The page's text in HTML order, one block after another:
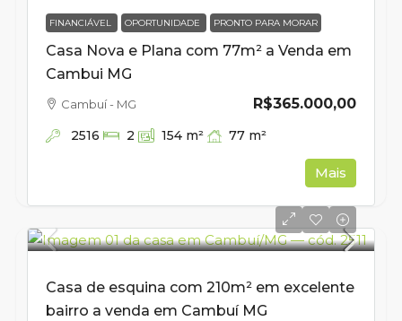
FINANCIÁVEL OPORTUNIDADE PRONTO PARA MORAR
Casa Nova e Plana com 77m² a Venda em
Cambui MG
R$365.000,00
Cambuí - MG
2516 2 154 m² 77 m²
Mais
Casa de esquina com 210m² em excelente
bairro a venda em Cambuí MG